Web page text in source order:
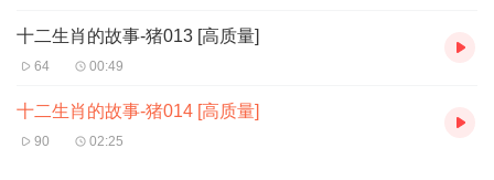
十二生肖的故事-猪013 [高质量]
64 00:49
十二生肖的故事-猪014 [高质量]
90 02:25